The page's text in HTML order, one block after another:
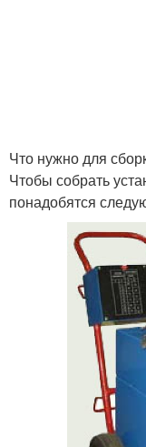
Что нужно для
Чтобы собрать
понадобятся